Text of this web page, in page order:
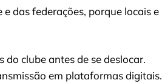
das federações, porque locais e
clube antes de se deslocar.
em plataformas digitais.